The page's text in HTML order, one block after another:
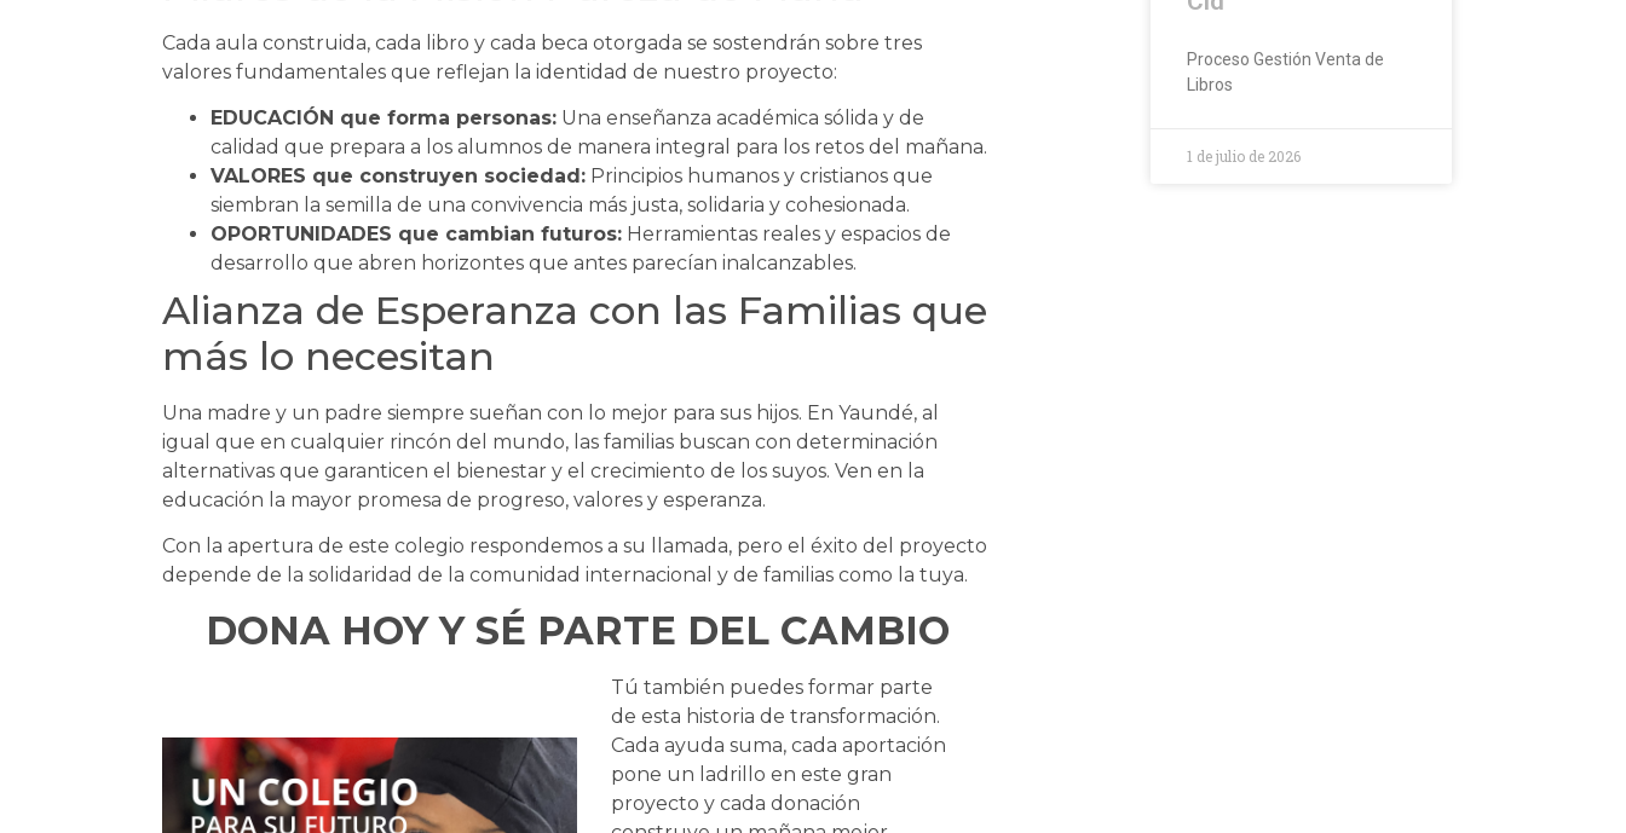
Cada aula construida, cada libro y cada beca otorgada se sostendrán sobre tres
valores fundamentales que reflejan la identidad de nuestro proyecto:
EDUCACIÓN que forma personas: Una enseñanza académica sólida y de
calidad que prepara a los alumnos de manera integral para los retos del mañana.
VALORES que construyen sociedad: Principios humanos y cristianos que
siembran la semilla de una convivencia más justa, solidaria y cohesionada.
OPORTUNIDADES que cambian futuros: Herramientas reales y espacios de
desarrollo que abren horizontes que antes parecían inalcanzables.
Alianza de Esperanza con las Familias que
más lo necesitan
Una madre y un padre siempre sueñan con lo mejor para sus hijos. En Yaundé, al
igual que en cualquier rincón del mundo, las familias buscan con determinación
alternativas que garanticen el bienestar y el crecimiento de los suyos. Ven en la
educación la mayor promesa de progreso, valores y esperanza.
Con la apertura de este colegio respondemos a su llamada, pero el éxito del proyecto
depende de la solidaridad de la comunidad internacional y de familias como la tuya.
DONA HOY Y SÉ PARTE DEL CAMBIO
Tú también puedes formar parte
de esta historia de transformación.
Cada ayuda suma, cada aportación
pone un ladrillo en este gran
proyecto y cada donación
Proceso Gestión Venta de
Libros
1 de julio de 2026